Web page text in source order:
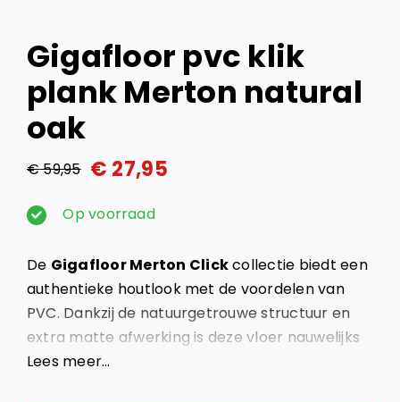
Gigafloor pvc klik
plank Merton natural
oak
€59,95
Oorspronkelijke
prijs
€ 59,95.
€ 27,95
Huidige
prijs
€ 27,95.
Op voorraad
De Gigafloor Merton Clickcollectie biedt een
authentieke houtlook met de voordelen van
PVC. Dankzij de natuurgetrouwe structuur en
extra matte afwerking is deze vloer nauwelijks
van echt hout te onderscheiden.
Lees meer…